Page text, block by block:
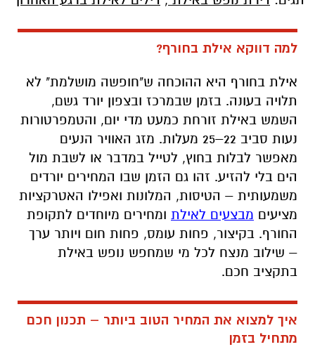
למה דווקא אילת בחורף?
אילת בחורף היא ההוכחה ש"חופשה מושלמת" לא
תלויה בעונה. בזמן שבמרכז ובצפון יורד גשם,
השמש באילת זורחת כמעט מדי יום, והטמפרטורות
נעות סביב 22–25 מעלות. מזג האוויר הנעים
מאפשר לבלות בחוץ, לטייל במדבר או לשבת מול
הים בלי להזיע. זהו גם הזמן שבו המחירים יורדים
משמעותית – הטיסות, המלונות ואפילו האטרקציות
מציעים מבצעים לאילת ומחירים מיוחדים לתקופת
החורף. בקיצור, פחות עומס, פחות חום ויותר ערך
– שילוב מנצח לכל מי שמחפש נופש באילת
בתקציב חכם.
איך למצוא את המחיר הטוב ביותר – תכנון חכם
מתחיל בזמן